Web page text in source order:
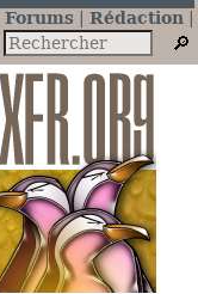
Forums
Rédaction